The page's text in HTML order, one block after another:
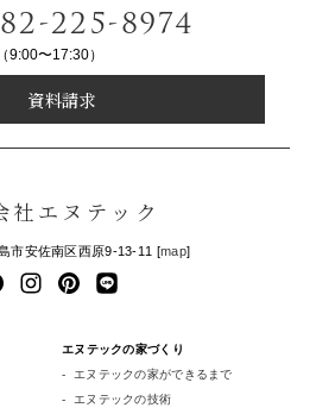
225-8974
（9:00〜17:30）
資料請求
社エヌテック
市安佐南区西原9-13-11 [map]
エヌテックの家づくり
エヌテックの家ができるまで
エヌテックの技術